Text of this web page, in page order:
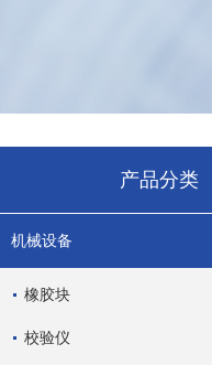
产品分类
机械设备
橡胶块
校验仪